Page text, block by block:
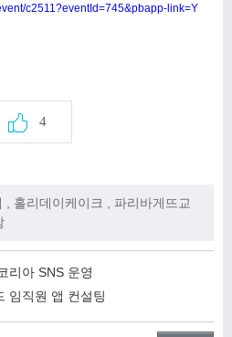
c2511?eventId=745&pbapp-link=Y
4
, 홀리데이케이크 , 파리바게뜨교
리아 SNS 운영
임직원 앱 컨설팅